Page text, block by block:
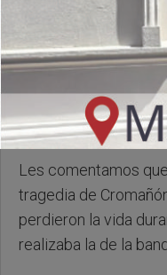
Martes, 30 de Diciembre
Les comentamos
tragedia de
perdieron la vida
realizaba la de la